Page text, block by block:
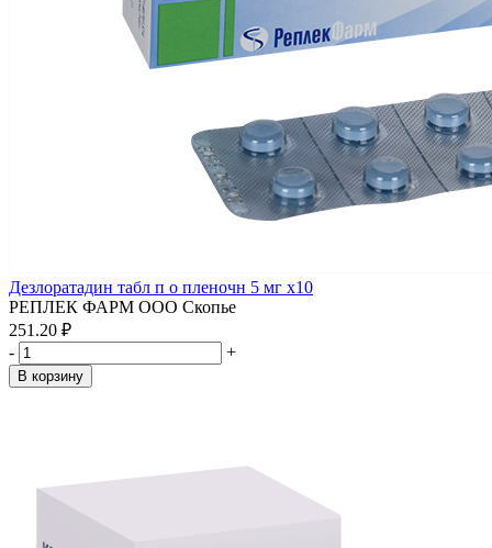
Дезлоратадин табл п о пленочн 5 мг x10
РЕПЛЕК ФАРМ ООО Скопье
251.20 ₽
-
+
В корзину